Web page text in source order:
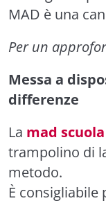
MAD è una
Per un
Messa a
differenze
La mad scuola
trampolino di
metodo.
È consigliabile